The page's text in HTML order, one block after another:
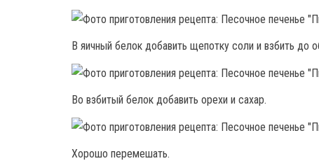
В яичный белок добавить щепотку соли и взбить до
Во взбитый белок добавить орехи и сахар.
Хорошо перемешать.